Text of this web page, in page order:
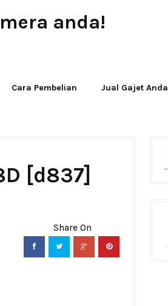
anda!
Cara Pembelian Jual Gajet Anda
[d837]